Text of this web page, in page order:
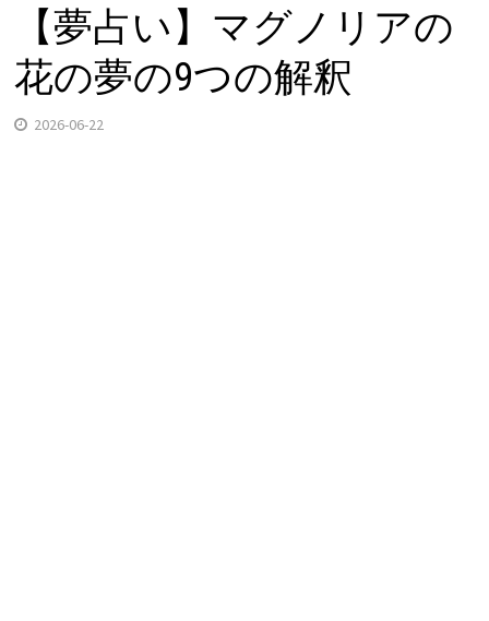
【夢占い】マグノリアの
花の夢の9つの解釈
2026-06-22